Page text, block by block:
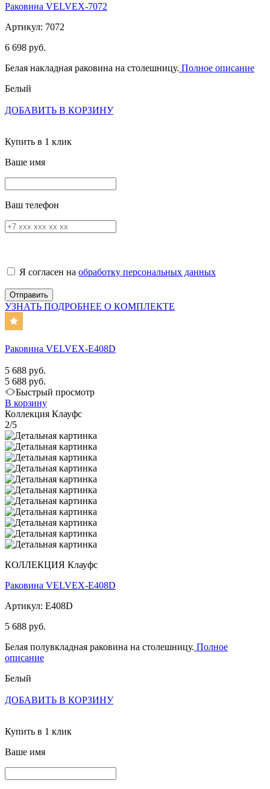
Раковина VELVEX-7072
Артикул: 7072
6 698 руб.
Белая накладная раковина на столешницу. Полное описание
Белый
ДОБАВИТЬ В КОРЗИНУ
Купить в 1 клик
Ваше имя
Ваш телефон
Я согласен на обработку персональных данных
УЗНАТЬ ПОДРОБНЕЕ О КОМПЛЕКТЕ
Раковина VELVEX-E408D
5 688 руб.
5 688 руб.
Быстрый просмотр
В корзину
Коллекция Клауфс
2/5
КОЛЛЕКЦИЯ Клауфс
Раковина VELVEX-E408D
Артикул: E408D
5 688 руб.
Белая полувкладная раковина на столешницу. Полное
описание
Белый
ДОБАВИТЬ В КОРЗИНУ
Купить в 1 клик
Ваше имя